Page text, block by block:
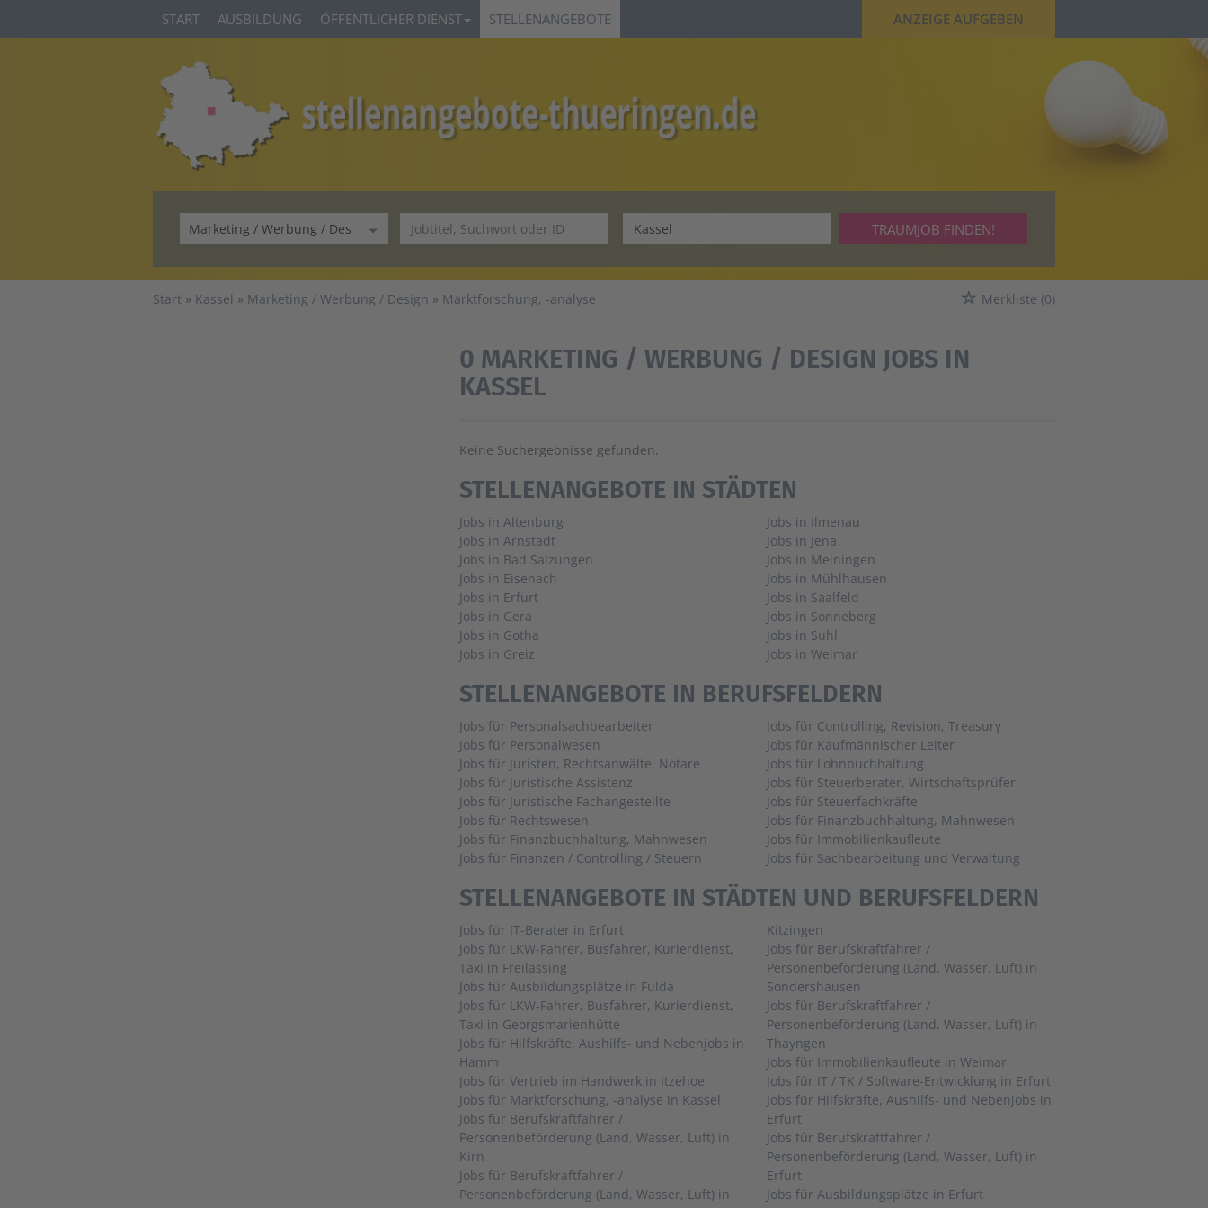
START AUSBILDUNG ÖFFENTLICHER DIENST STELLENANGEBOTE ANZEIGE AUFGEBEN
TRAUMJOB FINDEN!
Start Kassel Marketing / Werbung / Design Marktforschung, -analyse Merkliste (0)
0 MARKETING / WERBUNG / DESIGN JOBS IN
KASSEL
Keine Suchergebnisse gefunden.
STELLENANGEBOTE IN STÄDTEN
Jobs in Altenburg
Jobs in Arnstadt
Jobs in Bad Salzungen
Jobs in Eisenach
Jobs in Erfurt
Jobs in Gera
Jobs in Gotha
Jobs in Greiz
Jobs in Ilmenau
Jobs in Jena
Jobs in Meiningen
Jobs in Mühlhausen
Jobs in Saalfeld
Jobs in Sonneberg
Jobs in Suhl
Jobs in Weimar
STELLENANGEBOTE IN BERUFSFELDERN
Jobs für Personalsachbearbeiter
Jobs für Personalwesen
Jobs für Juristen, Rechtsanwälte, Notare
Jobs für Juristische Assistenz
Jobs für Juristische Fachangestellte
Jobs für Rechtswesen
Jobs für Finanzbuchhaltung, Mahnwesen
Jobs für Finanzen / Controlling / Steuern
Jobs für Controlling, Revision, Treasury
Jobs für Kaufmännischer Leiter
Jobs für Lohnbuchhaltung
Jobs für Steuerberater, Wirtschaftsprüfer
Jobs für Steuerfachkräfte
Jobs für Finanzbuchhaltung, Mahnwesen
Jobs für Immobilienkaufleute
Jobs für Sachbearbeitung und Verwaltung
STELLENANGEBOTE IN STÄDTEN UND BERUFSFELDERN
Jobs für IT-Berater in Erfurt
Jobs für LKW-Fahrer, Busfahrer, Kurierdienst,
Taxi in Freilassing
Jobs für Ausbildungsplätze in Fulda
Jobs für LKW-Fahrer, Busfahrer, Kurierdienst,
Taxi in Georgsmarienhütte
Jobs für Hilfskräfte, Aushilfs- und Nebenjobs in
Hamm
Jobs für Vertrieb im Handwerk in Itzehoe
Jobs für Marktforschung, -analyse in Kassel
Jobs für Berufskraftfahrer /
Personenbeförderung (Land, Wasser, Luft) in
Kirn
Jobs für Berufskraftfahrer /
Personenbeförderung (Land, Wasser, Luft) in
Kitzingen
Jobs für Berufskraftfahrer /
Personenbeförderung (Land, Wasser, Luft) in
Sondershausen
Jobs für Berufskraftfahrer /
Personenbeförderung (Land, Wasser, Luft) in
Thayngen
Jobs für Immobilienkaufleute in Weimar
Jobs für IT / TK / Software-Entwicklung in Erfurt
Jobs für Hilfskräfte, Aushilfs- und Nebenjobs in
Erfurt
Jobs für Berufskraftfahrer /
Personenbeförderung (Land, Wasser, Luft) in
Erfurt
Jobs für Ausbildungsplätze in Erfurt